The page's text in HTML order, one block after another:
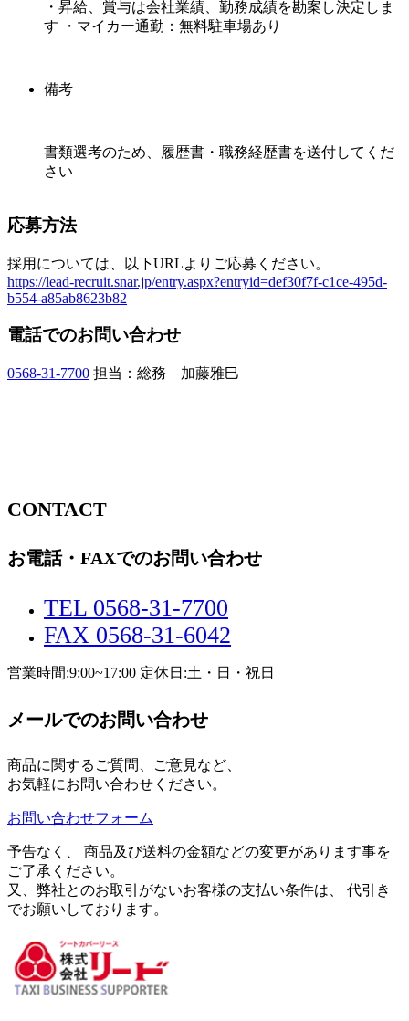
・昇給、賞与は会社業績、勤務成績を勘案し決定しま
す ・マイカー通勤：無料駐車場あり
備考
書類選考のため、履歴書・職務経歴書を送付してくだ
さい
応募方法
採用については、以下URLよりご応募ください。
https://lead-recruit.snar.jp/entry.aspx?entryid=def30f7f-c1ce-495d-
b554-a85ab8623b82
電話でのお問い合わせ
0568-31-7700 担当：総務 加藤雅巳
CONTACT
お電話・FAXでのお問い合わせ
TEL 0568-31-7700
FAX 0568-31-6042
営業時間:9:00~17:00 定休日:土・日・祝日
メールでのお問い合わせ
商品に関するご質問、ご意見など、
お気軽にお問い合わせください。
お問い合わせフォーム
予告なく、 商品及び送料の金額などの変更があります事を
ご了承ください。
又、弊社とのお取引がないお客様の支払い条件は、 代引き
でお願いしております。